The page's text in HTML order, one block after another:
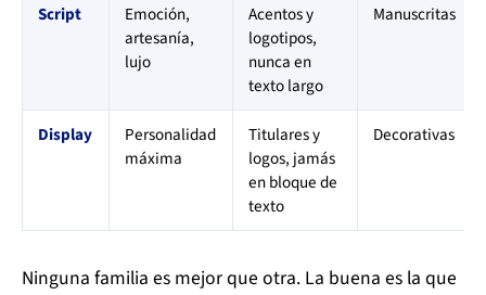
Script
Emoción,
artesanía,
lujo
Acentos y
logotipos,
nunca en
texto largo
Manuscritas
Display
Personalidad
máxima
Titulares y
logos, jamás
en bloque de
texto
Decorativas
Ninguna familia es mejor que otra. La buena es la que